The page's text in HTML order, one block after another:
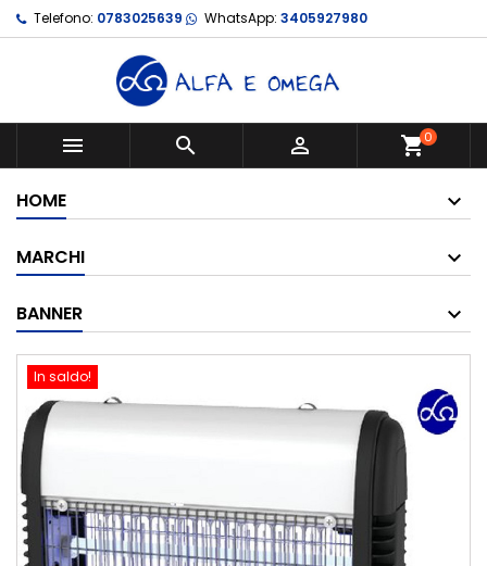
Telefono: 0783025639 WhatsApp: 3405927980
   shopping_cart0
HOME
MARCHI
BANNER
In saldo!